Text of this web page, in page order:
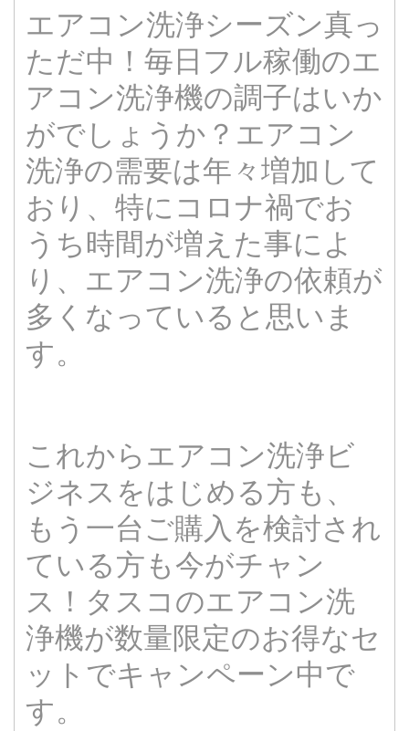
エアコン洗浄シーズン真っ
ただ中！毎日フル稼働のエ
アコン洗浄機の調子はいか
がでしょうか？エアコン
洗浄の需要は年々増加して
おり、特にコロナ禍でお
うち時間が増えた事によ
り、エアコン洗浄の依頼が
多くなっていると思いま
す。
これからエアコン洗浄ビ
ジネスをはじめる方も、
もう一台ご購入を検討され
ている方も今がチャン
ス！タスコのエアコン洗
浄機が数量限定のお得なセ
ットでキャンペーン中で
す。